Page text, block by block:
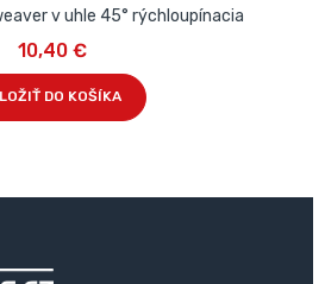
v uhle 45° rýchloupínacia
10,40 €
DO KOŠÍKA